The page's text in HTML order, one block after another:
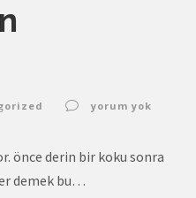
yorum yok
önce derin bir koku sonra
demek bu…